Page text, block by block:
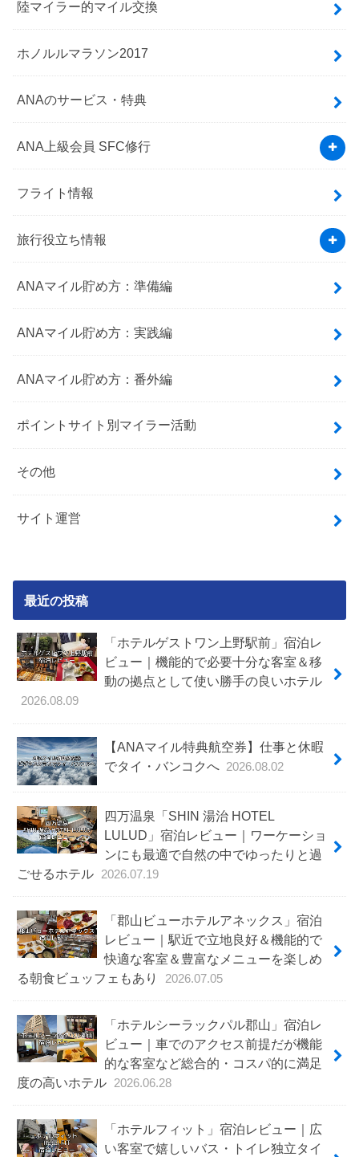
陸マイラー的マイル交換
ホノルルマラソン2017
ANAのサービス・特典
ANA上級会員 SFC修行
フライト情報
旅行役立ち情報
ANAマイル貯め方：準備編
ANAマイル貯め方：実践編
ANAマイル貯め方：番外編
ポイントサイト別マイラー活動
その他
サイト運営
最近の投稿
「ホテルゲストワン上野駅前」宿泊レ
ビュー｜機能的で必要十分な客室＆移
動の拠点として使い勝手の良いホテル
2026.08.09
【ANAマイル特典航空券】仕事と休暇
でタイ・バンコクへ 2026.08.02
四万温泉「SHIN 湯治 HOTEL
LULUD」宿泊レビュー｜ワーケーショ
ンにも最適で自然の中でゆったりと過
ごせるホテル
2026.07.19
「郡山ビューホテルアネックス」宿泊
レビュー｜駅近で立地良好＆機能的で
快適な客室＆豊富なメニューを楽しめ
る朝食ビュッフェもあり
2026.07.05
「ホテルシーラックパル郡山」宿泊レ
ビュー｜車でのアクセス前提だが機能
的な客室など総合的・コスパ的に満足
度の高いホテル
2026.06.28
「ホテルフィット」宿泊レビュー｜広
い客室で嬉しいバス・トイレ独立タイ